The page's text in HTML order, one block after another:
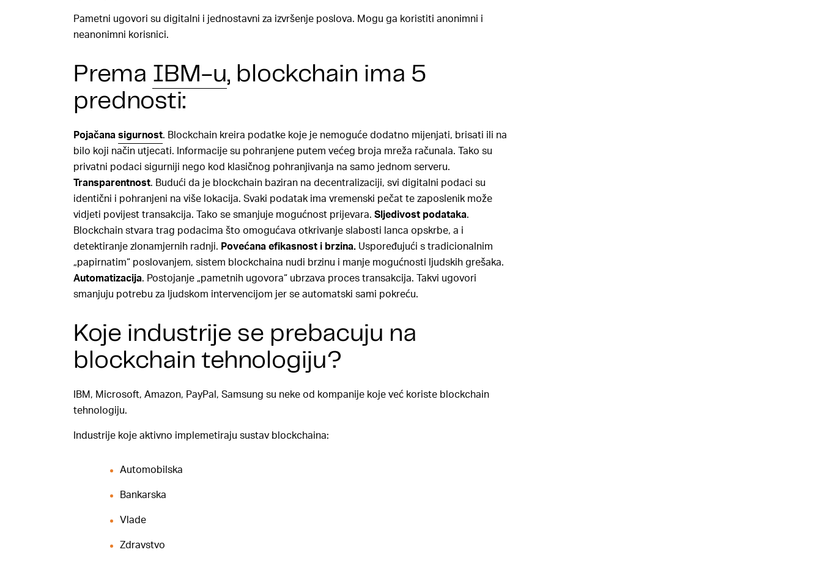
Pametni ugovori su digitalni i jednostavni za izvršenje poslova. Mogu ga koristiti anonimni i
neanonimni korisnici.
Prema IBM-u, blockchain ima 5
prednosti:
Pojačana sigurnost. Blockchain kreira podatke koje je nemoguće dodatno mijenjati, brisati ili na
bilo koji način utjecati. Informacije su pohranjene putem većeg broja mreža računala. Tako su
privatni podaci sigurniji nego kod klasičnog pohranjivanja na samo jednom serveru.
Transparentnost. Budući da je blockchain baziran na decentralizaciji, svi digitalni podaci su
identični i pohranjeni na više lokacija. Svaki podatak ima vremenski pečat te zaposlenik može
vidjeti povijest transakcija. Tako se smanjuje mogućnost prijevara. Sljedivost podataka.
Blockchain stvara trag podacima što omogućava otkrivanje slabosti lanca opskrbe, a i
detektiranje zlonamjernih radnji. Povećana efikasnost i brzina. Uspoređujući s tradicionalnim
„papirnatim“ poslovanjem, sistem blockchaina nudi brzinu i manje mogućnosti ljudskih grešaka.
Automatizacija. Postojanje „pametnih ugovora“ ubrzava proces transakcija. Takvi ugovori
smanjuju potrebu za ljudskom intervencijom jer se automatski sami pokreću.
Koje industrije se prebacuju na
blockchain tehnologiju?
IBM, Microsoft, Amazon, PayPal, Samsung su neke od kompanije koje već koriste blockchain
tehnologiju.
Industrije koje aktivno implemetiraju sustav blockchaina:
Automobilska
Bankarska
Vlade
Zdravstvo